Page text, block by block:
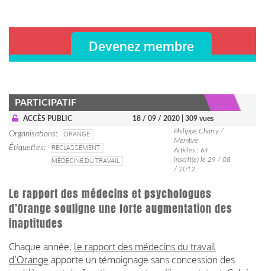
Devenez membre
PARTICIPATIF
ACCÈS PUBLIC 18 / 09 / 2020 | 309 vues
Organisations
ORANGE
Étiquettes
RECLASSEMENT
MÉDECINE DU TRAVAIL
Philippe Charry /
Membre
Articles : 64
Inscrit(e) le 29 / 08
/ 2012
Le rapport des médecins et psychologues
d’Orange souligne une forte augmentation des
inaptitudes
Chaque année, le rapport des médecins du travail
d’Orange apporte un témoignage sans concession des